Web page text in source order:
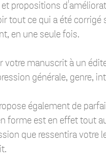
propositions
tout ce qui a été
en une seule fois.
votre manuscrit à un
générale, genre,
également de
forme est en effet tout
que ressentira votre